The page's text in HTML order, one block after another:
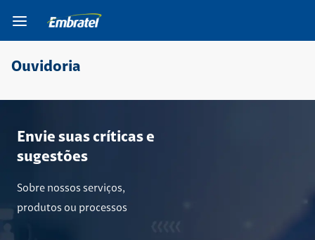
Ir para o Corpo do
site
Ouvidoria
Envie suas críticas e
sugestões
Sobre nossos serviços,
produtos ou processos